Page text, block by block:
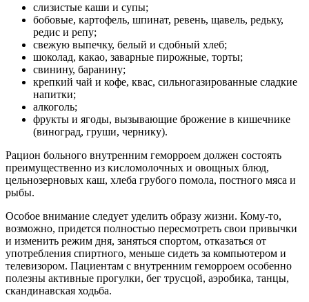
слизистые каши и супы;
бобовые, картофель, шпинат, ревень, щавель, редьку,
редис и репу;
свежую выпечку, белый и сдобный хлеб;
шоколад, какао, заварные пирожные, торты;
свинину, баранину;
крепкий чай и кофе, квас, сильногазированные сладкие
напитки;
алкоголь;
фрукты и ягоды, вызывающие брожение в кишечнике
(виноград, груши, чернику).
Рацион больного внутренним геморроем должен состоять
преимущественно из кисломолочных и овощных блюд,
цельнозерновых каш, хлеба грубого помола, постного мяса и
рыбы.
Особое внимание следует уделить образу жизни. Кому-то,
возможно, придется полностью пересмотреть свои привычки
и изменить режим дня, заняться спортом, отказаться от
употребления спиртного, меньше сидеть за компьютером и
телевизором. Пациентам с внутренним геморроем особенно
полезны активные прогулки, бег трусцой, аэробика, танцы,
скандинавская ходьба.